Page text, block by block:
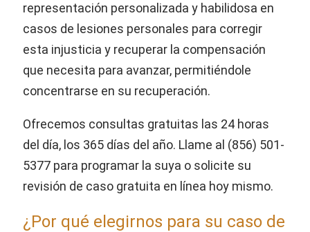
representación personalizada y habilidosa en
casos de lesiones personales para corregir
esta injusticia y recuperar la compensación
que necesita para avanzar, permitiéndole
concentrarse en su recuperación.
Ofrecemos consultas gratuitas las 24 horas
del día, los 365 días del año. Llame al (856) 501-
5377 para programar la suya o solicite su
revisión de caso gratuita en línea hoy mismo.
¿Por qué elegirnos para su caso de